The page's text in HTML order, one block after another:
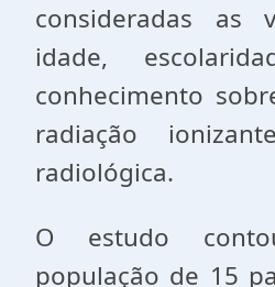
consideradas as
idade,
conhecimento
radiação
radiológica.
O estudo
população de 15